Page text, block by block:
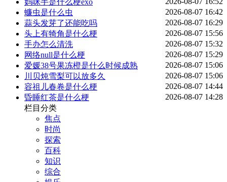
妈咪手是什么梗exo
蠊虫是什么虫
2026-08-07 16:42
蒜头发芽了还能吃吗
2026-08-07 16:29
头上有犄角是什么梗
2026-08-07 15:56
手办怎么清洗
2026-08-07 15:32
网络null是什么梗
2026-08-07 15:29
爱媛38号果冻橙是什么时候成熟
2026-08-07 15:06
川贝炖雪梨可以放多久
2026-08-07 15:06
容祖儿春卷是什么梗
2026-08-07 14:44
昏睡红茶是什么梗
2026-08-07 14:28
栏目分类
焦点
时尚
探索
百科
知识
综合